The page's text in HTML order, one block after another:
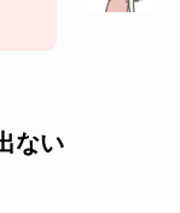
ない